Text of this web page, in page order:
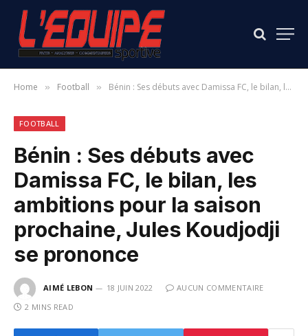
Home » Football » Bénin : Ses débuts avec Damissa FC, le bilan, les ambitions pour la saison prochaine, Jules Koudjodji se prononce
FOOTBALL
Bénin : Ses débuts avec
Damissa FC, le bilan, les
ambitions pour la saison
prochaine, Jules Koudjodji
se prononce
AIMÉ LEBON 18 JUIN 2022
AUCUN COMMENTAIRE
2 MINS READ